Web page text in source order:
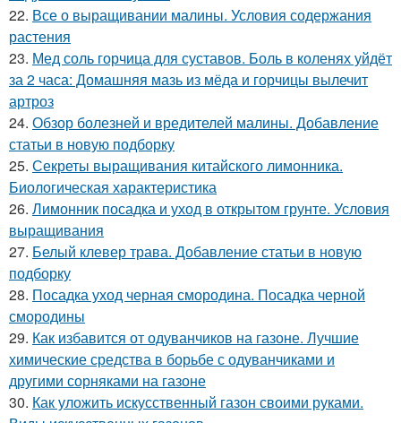
22. Все о выращивании малины. Условия содержания
растения
23. Мед соль горчица для суставов. Боль в коленях уйдёт
за 2 часа: Домашняя мазь из мёда и горчицы вылечит
артроз
24. Обзор болезней и вредителей малины. Добавление
статьи в новую подборку
25. Секреты выращивания китайского лимонника.
Биологическая характеристика
26. Лимонник посадка и уход в открытом грунте. Условия
выращивания
27. Белый клевер трава. Добавление статьи в новую
подборку
28. Посадка уход черная смородина. Посадка черной
смородины
29. Как избавится от одуванчиков на газоне. Лучшие
химические средства в борьбе с одуванчиками и
другими сорняками на газоне
30. Как уложить искусственный газон своими руками.